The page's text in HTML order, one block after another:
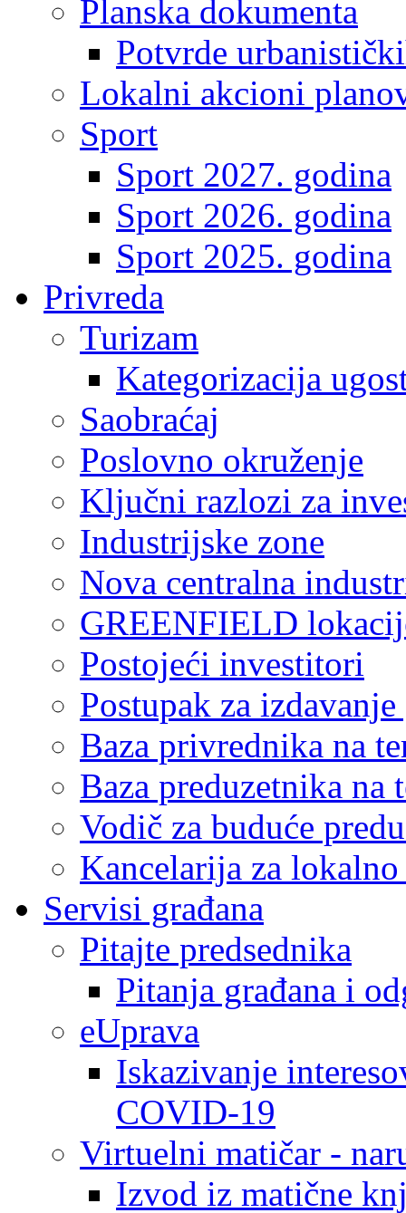
Planska dokumenta
Potvrde
Lokalni akcioni
Sport
Sport 2027. godina
Sport 2026. godina
Sport 2025. godina
Privreda
Turizam
Kategorizacija
Saobraćaj
Poslovno okruženje
Ključni razlozi za
Industrijske zone
Nova centralna
GREENFIELD
Postojeći investitori
Postupak za
Baza privrednika na
Baza preduzetnika
Vodič za buduće
Kancelarija za
Servisi građana
Pitajte predsednika
Pitanja građana i
eUprava
Iskazivanje
COVID-19
Virtuelni matičar -
Izvod iz matične